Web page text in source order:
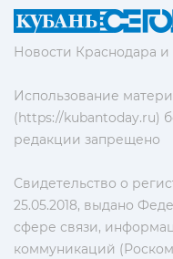
Новости Краснодара и
Использование
(https://kubantoday.ru)
редакции запрещено
Свидетельство о
25.05.2018, выдано
сфере связи,
коммуникаций